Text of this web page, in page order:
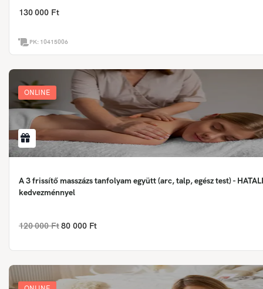
130 000 Ft
PK: 10415006
ONLINE
A 3 frissítő masszázs tanfolyam együtt (arc, talp, egész test) -
kedvezménnyel
120 000 Ft 80 000 Ft